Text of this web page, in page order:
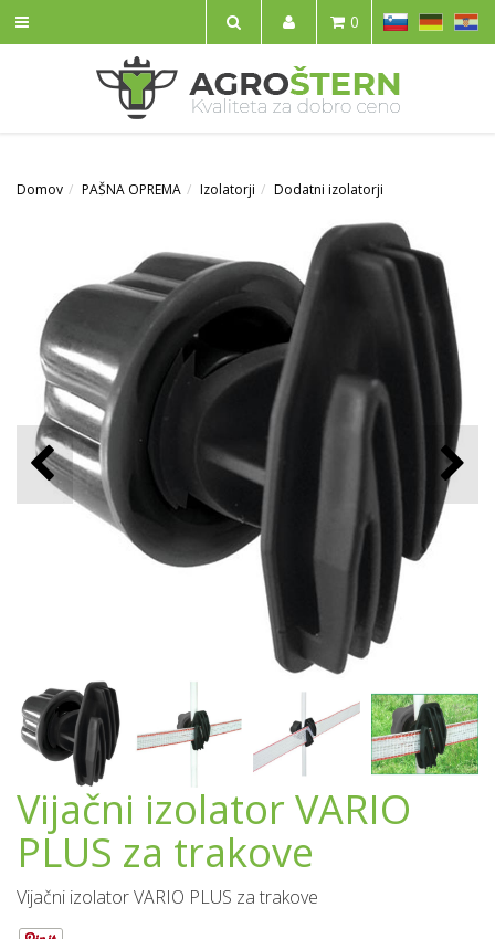
IŠČI
SL HR
0
Domov PAŠNA OPREMA Izolatorji Dodatni izolatorji
Vijačni izolator VARIO
PLUS za trakove
Vijačni izolator VARIO PLUS za trakove